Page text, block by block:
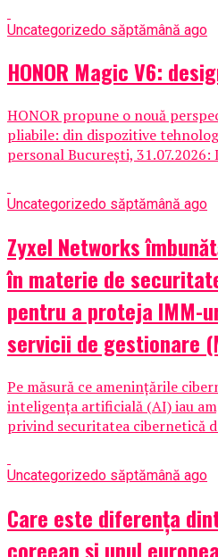
Uncategorizedo săptămână ago
HONOR Magic V6:
HONOR propune o nouă
pliabile: din dispozitive
personal București, 31.07.2026:
Uncategorizedo săptămână ago
Zyxel Networks
în materie de
pentru a proteja IMM-
servicii de gestionare
Pe măsură ce amenințările
inteligența artificială (AI) iau
privind securitatea cibernetică
Uncategorizedo săptămână ago
Care este diferența
coreean și unul